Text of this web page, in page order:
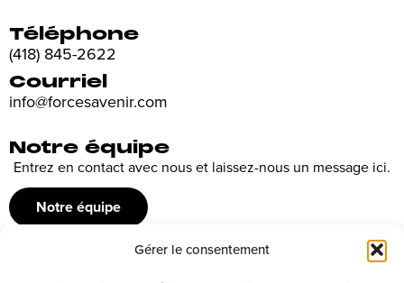
Gérer le consentement
Téléphone
(418) 845-2622
Courriel
info@forcesavenir.com
Notre équipe
Entrez en contact avec nous et laissez-nous un message ici.
Notre équipe